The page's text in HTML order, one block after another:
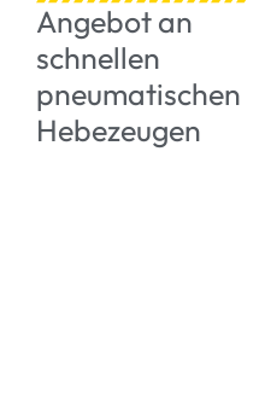
Angebot an
schnellen
pneumatischen
Hebezeugen